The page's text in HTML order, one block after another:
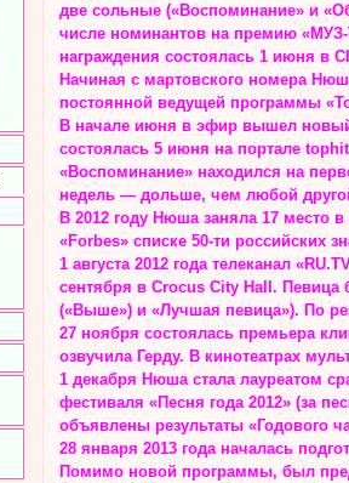
две сольные («Воспоминание» и
числе номинантов на премию
награждения состоялась 1 июня в
Начиная с мартовского номера
постоянной ведущей программы
В начале июня в эфир вышел
состоялась 5 июня на портале
«Воспоминание» находился на
недель — дольше, чем любой
В 2012 году Нюша заняла 17 место
«Forbes» списке 50-ти российских
1 августа 2012 года телеканал
сентября в Crocus City Hall.
(«Выше») и «Лучшая певица»). По
27 ноября состоялась премьера
озвучила Герду. В кинотеатрах
1 декабря Нюша стала лауреатом
фестиваля «Песня года 2012» (за
объявлены результаты «Годового
28 января 2013 года началась
Помимо новой программы, был